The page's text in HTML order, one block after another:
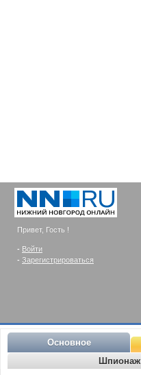
Привет, Гость !
- Войти
- Зарегистрироваться
Основное
Шпионаж